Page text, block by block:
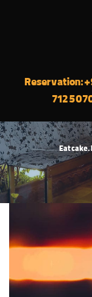
Reservation:
712
Eat